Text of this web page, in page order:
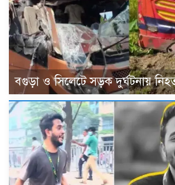
বগুড়া ও সিলেটে সড়ক দুর্ঘটনায়